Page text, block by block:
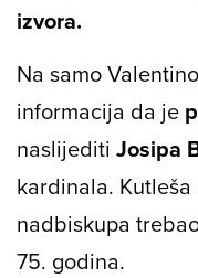
izvora.
Na samo
informacija da je
naslijediti Josipa
kardinala.
nadbiskupa
75. godina.